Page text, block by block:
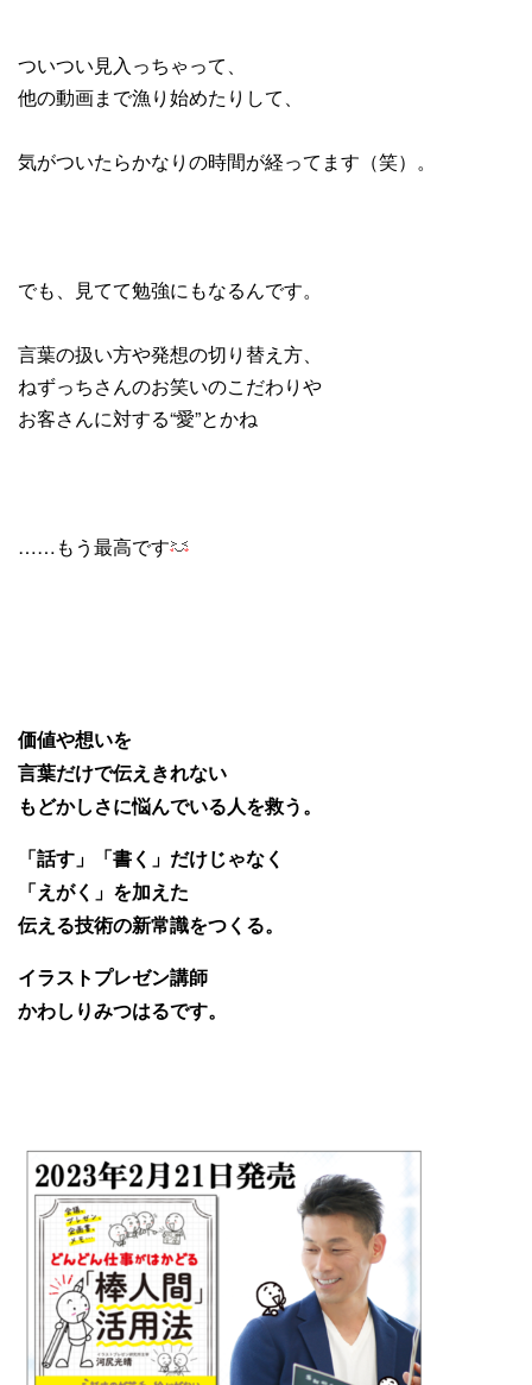
ついつい見入っちゃって、
他の動画まで漁り始めたりして、
気がついたらかなりの時間が経ってます（笑）。
でも、見てて勉強にもなるんです。
言葉の扱い方や発想の切り替え方、
ねずっちさんのお笑いのこだわりや
お客さんに対する“愛”とかね
……もう最高です
価値や想いを
言葉だけで伝えきれない
もどかしさに悩んでいる人を救う。
「話す」「書く」だけじゃなく
「えがく」を加えた
伝える技術の新常識をつくる。
イラストプレゼン講師
かわしりみつはるです。